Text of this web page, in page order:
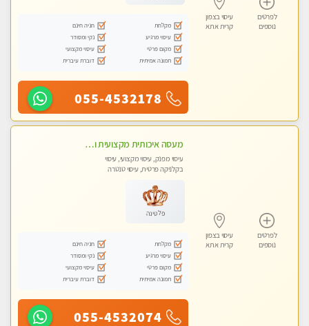
לפרטים
נוספים
עיסוי בצפון
קרית אתא
מקלחת
חניה חינם
עיסוי מרגיע
נקי ומסודר
מקום פרטי
עיסוי מקצועי
תמונה אמיתית
דוברת עיברית
055-4532178
לפרטים
נוספים
עיסוי בצפון
קרית אתא
מעסה איכותית מקצועית ומפנקת. מומלץ !!אבנים חמות
עיסוי מפנק, עיסוי מקצועי, עיסוי
בקלניקה פרטית, עיסוי טנטרה
פלטינה
מקלחת
חניה חינם
עיסוי מרגיע
נקי ומסודר
מקום פרטי
עיסוי מקצועי
תמונה אמיתית
דוברת עיברית
055-4532074